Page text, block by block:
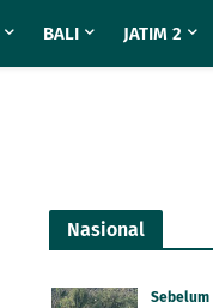
BALI JATIM 2
Nasional
Sebelum